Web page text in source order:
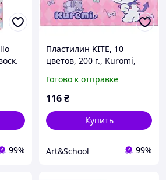
99%
Пластилин KITE, 10
цветов, 200 г., Kuromi,
Готово к отправке
116₴
Купить
Art&School 99%